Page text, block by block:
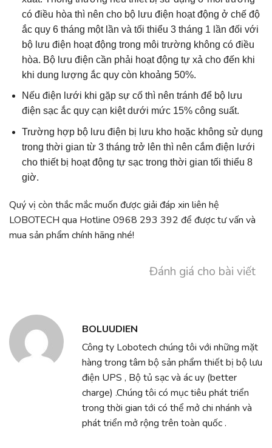
có điều hòa thì nên cho bộ lưu điện hoạt động ở chế độ
ắc quy 6 tháng một lần và tối thiểu 3 tháng 1 lần đối với
bộ lưu điện hoạt động trong môi trường không có điều
hòa. Bộ lưu điện cần phải hoạt động tự xả cho đến khi
khi dung lượng ắc quy còn khoảng 50%.
Nếu điện lưới khi gặp sự cố thì nên tránh để bộ lưu
điện sạc ắc quy cạn kiệt dưới mức 15% công suất.
Trường hợp bộ lưu điện bị lưu kho hoặc không sử dụng
trong thời gian từ 3 tháng trở lên thì nên cắm điện lưới
cho thiết bị hoạt động tự sạc trong thời gian tối thiểu 8
giờ.
Quý vị còn thắc mắc muốn được giải đáp xin liên hệ
LOBOTECH qua Hotline 0968 293 392 để được tư vấn và
mua sản phẩm chính hãng nhé!
Đánh giá cho bài viết
BOLUUDIEN
Công ty Lobotech chúng tôi với những mặt
hàng trong tâm bộ sản phẩm thiết bị bộ lưu
điện UPS , Bộ tủ sạc và ác uy (better
charge) .Chúng tôi có mục tiêu phát triển
trong thời gian tới có thể mở chi nhánh và
phát triển mở rộng trên toàn quốc .